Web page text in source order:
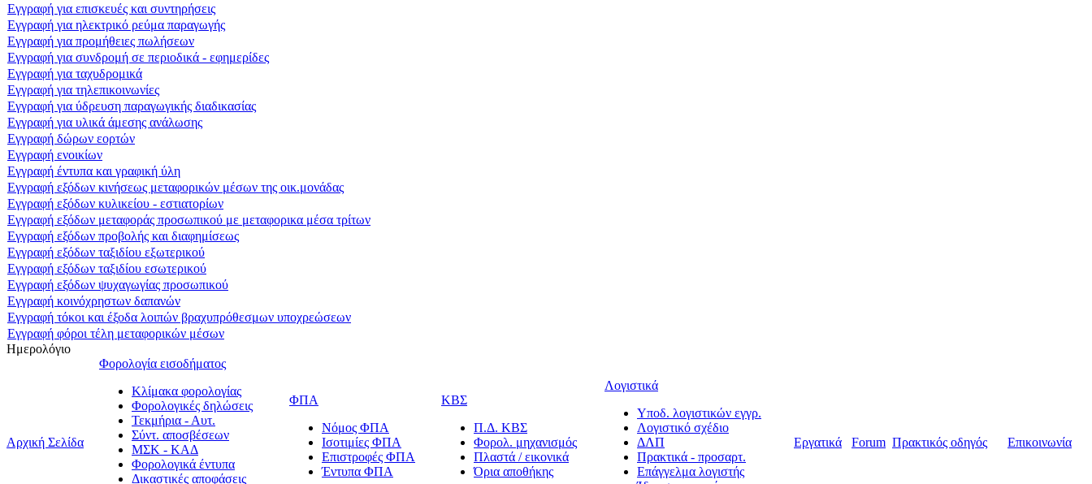
Εγγραφή για επισκευές και συντηρήσεις
Εγγραφή για ηλεκτρικό ρεύμα παραγωγής
Εγγραφή για προμήθειες πωλήσεων
Εγγραφή για συνδρομή σε περιοδικά - εφημερίδες
Εγγραφή για ταχυδρομικά
Εγγραφή για τηλεπικοινωνίες
Εγγραφή για ύδρευση παραγωγικής διαδικασίας
Εγγραφή για υλικά άμεσης ανάλωσης
Εγγραφή δώρων εορτών
Εγγραφή ενοικίων
Εγγραφή έντυπα και γραφική ύλη
Εγγραφή εξόδων κινήσεως μεταφορικών μέσων της οικ.μονάδας
Εγγραφή εξόδων κυλικείου - εστιατορίων
Εγγραφή εξόδων μεταφοράς προσωπικού με μεταφορικα μέσα τρίτων
Εγγραφή εξόδων προβολής και διαφημίσεως
Εγγραφή εξόδων ταξιδίου εξωτερικού
Εγγραφή εξόδων ταξιδίου εσωτερικού
Εγγραφή εξόδων ψυχαγωγίας προσωπικού
Εγγραφή κοινόχρηστων δαπανών
Εγγραφή τόκοι και έξοδα λοιπών βραχυπρόθεσμων υποχρεώσεων
Εγγραφή φόροι τέλη μεταφορικών μέσων
Ημερολόγιο
Αρχική Σελίδα
Φορολογία εισοδήματος
Κλίμακα φορολογίας
Φορολογικές δηλώσεις
Τεκμήρια - Αυτ.
Σύντ. αποσβέσεων
ΜΣΚ - ΚΑΔ
Φορολογικά έντυπα
Δικαστικές αποφάσεις
ΦΠΑ
Νόμος ΦΠΑ
Ισοτιμίες ΦΠΑ
Επιστροφές ΦΠΑ
Έντυπα ΦΠΑ
ΚΒΣ
Π.Δ. ΚΒΣ
Φορολ. μηχανισμός
Πλαστά / εικονικά
Όρια αποθήκης
Λογιστικά
Υποδ. λογιστικών εγγρ.
Λογιστικό σχέδιο
ΔΛΠ
Πρακτικά - προσαρτ.
Επάγγελμα λογιστής
Εργατικά Forum Πρακτικός οδηγός Επικοινωνία